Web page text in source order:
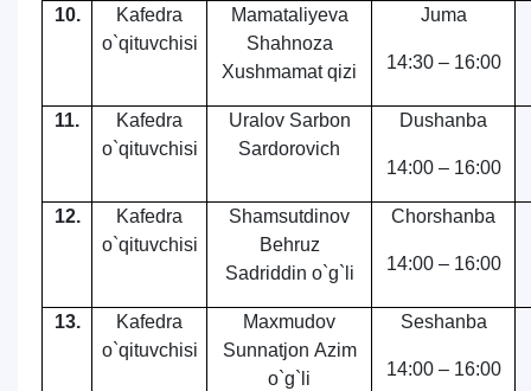
10.
Kafedra
o`qituvchisi
Mamataliyeva
Shahnoza
Xushmamat qizi
Juma
14:30 – 16:00
11.
Kafedra
o`qituvchisi
Uralov Sarbon
Sardorovich
Dushanba
14:00 – 16:00
12.
Kafedra
o`qituvchisi
Shamsutdinov
Behruz
Sadriddin o`g`li
Chorshanba
14:00 – 16:00
13.
Kafedra
o`qituvchisi
Maxmudov
Sunnatjon Аzim
o`g`li
Seshanba
14:00 – 16:00